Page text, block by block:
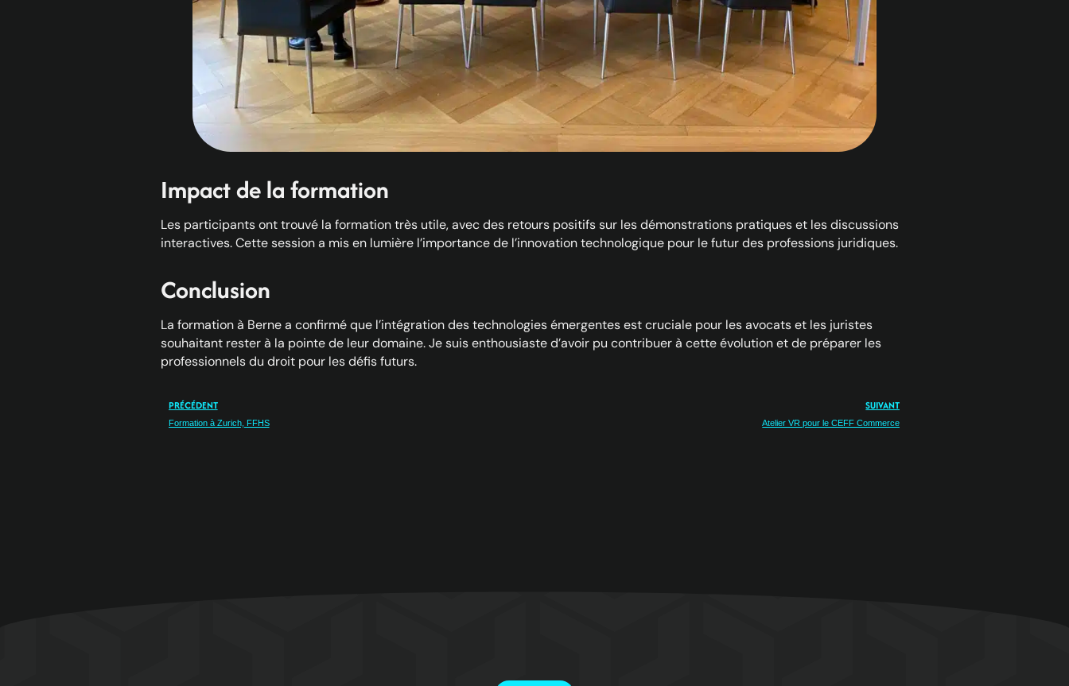
Impact de la formation
Les participants ont trouvé la formation très utile, avec des retours positifs sur les démonstrations pratiques et les discussions
interactives. Cette session a mis en lumière l’importance de l’innovation technologique pour le futur des professions juridiques.
Conclusion
La formation à Berne a confirmé que l’intégration des technologies émergentes est cruciale pour les avocats et les juristes
souhaitant rester à la pointe de leur domaine. Je suis enthousiaste d’avoir pu contribuer à cette évolution et de préparer les
professionnels du droit pour les défis futurs.
PRÉCÉDENT
Formation à Zurich, FFHS
SUIVANT
Atelier VR pour le CEFF Commerce